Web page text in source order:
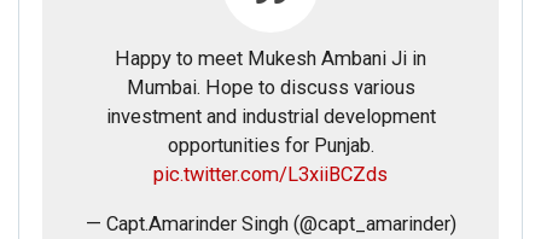
Happy to meet Mukesh Ambani Ji in
Mumbai. Hope to discuss various
investment and industrial development
opportunities for Punjab.
pic.twitter.com/L3xiiBCZds
— Capt.Amarinder Singh (@capt_amarinder)